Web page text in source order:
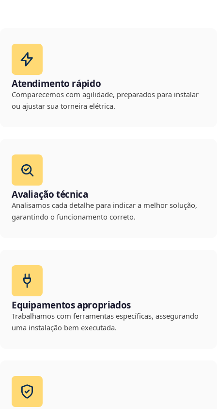
Atendimento rápido
Comparecemos com agilidade, preparados para instalar
ou ajustar sua torneira elétrica.
Avaliação técnica
Analisamos cada detalhe para indicar a melhor solução,
garantindo o funcionamento correto.
Equipamentos apropriados
Trabalhamos com ferramentas específicas, assegurando
uma instalação bem executada.